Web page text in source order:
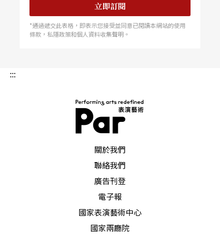
立即訂閱
*通過遞交此表格，即表示您接受並同意已閱讀本網站的使用
條款，私隱政策和個人資料收集聲明。
:::
關於我們
聯絡我們
廣告刊登
電子報
國家表演藝術中心
國家兩廳院